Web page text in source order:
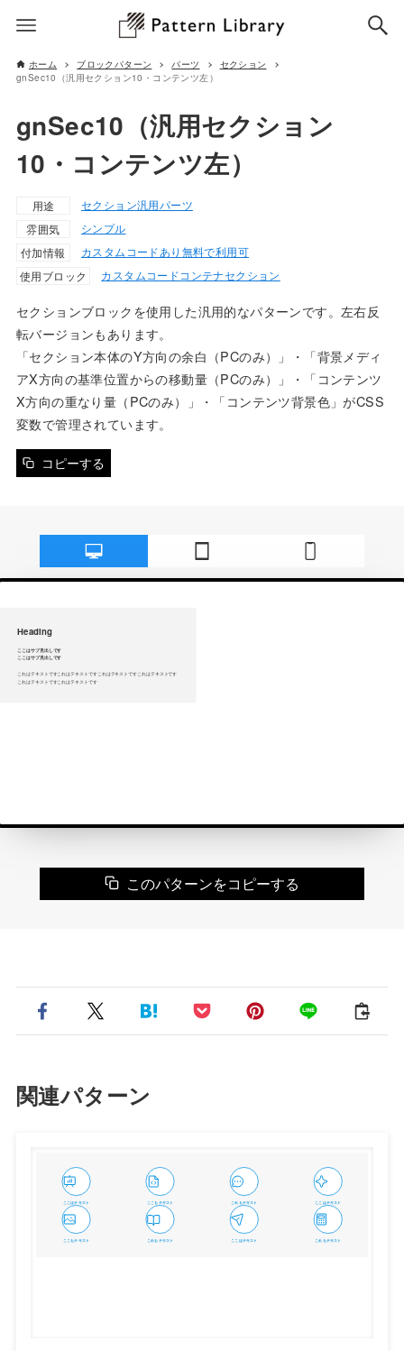
ホーム ブロックパターン パーツ
セクション
gnSec10（汎用セクション10・コンテンツ左）
gnSec10（汎用セクション
10・コンテンツ左）
用途 セクション汎用パーツ
雰囲気
シンプル
付加情報
カスタムコードあり 無料で利用可
使用ブロック
カスタムコードコンテナセクション
セクションブロックを使用した汎用的なパターンです。左右反
転バージョンもあります。
「セクション本体のY方向の余白（PCのみ）」・「背景メディ
アX方向の基準位置からの移動量（PCのみ）」・「コンテンツ
X方向の重なり量（PCのみ）」・「コンテンツ背景色」がCSS
変数で管理されています。
コピーする
このパターンをコピーする
関連パターン